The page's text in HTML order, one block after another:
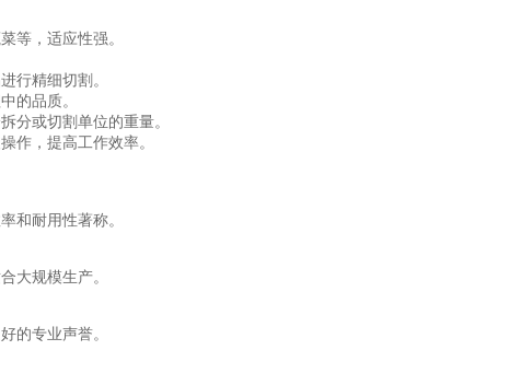
等，适应性强。
行精细切割。
的品质。
分或切割单位的重量。
作，提高工作效率。
和耐用性著称。
大规模生产。
的专业声誉。